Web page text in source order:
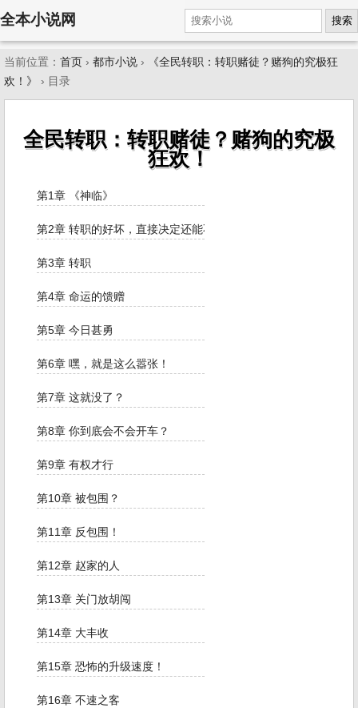
全本小说网 搜索
当前位置： 首页 › 都市小说 ›
《全民转职：转职赌徒？赌狗的究极狂
欢！》
› 目录
全民转职：转职赌徒？赌狗的究极
狂欢！
第1章 《神临》
第2章 转职的好坏，直接决定还能不能当人
第3章 转职
第4章 命运的馈赠
第5章 今日甚勇
第6章 嘿，就是这么嚣张！
第7章 这就没了？
第8章 你到底会不会开车？
第9章 有权才行
第10章 被包围？
第11章 反包围！
第12章 赵家的人
第13章 关门放胡闯
第14章 大丰收
第15章 恐怖的升级速度！
第16章 不速之客